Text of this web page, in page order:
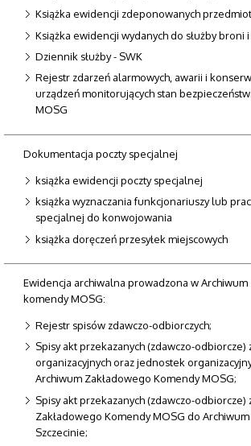
Książka ewidencji zdeponowanych
Książka ewidencji wydanych do służby broni
Dziennik służby - SWK
Rejestr zdarzeń alarmowych, awarii i
urządzeń monitorujących stan
MOSG
Dokumentacja poczty specjalnej
książka ewidencji poczty specjalnej
książka wyznaczania funkcjonariuszy lub
specjalnej do konwojowania
książka doręczeń przesyłek miejscowych
Ewidencja archiwalna prowadzona w Archiwum
komendy MOSG:
Rejestr spisów zdawczo-odbiorczych;
Spisy akt przekazanych (zdawczo-odbiorcze)
organizacyjnych oraz jednostek
Archiwum Zakładowego Komendy MOSG;
Spisy akt przekazanych (zdawczo-odbiorcze)
Zakładowego Komendy MOSG do
Szczecinie;